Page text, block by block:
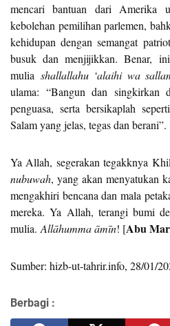
mencari bantuan dari Amerika
kebolehan pemilihan parlemen,
kehidupan dengan semangat
busuk dan menjijikkan. Benar,
mulia shallallahu ‘alaihi wa
ulama: “Bangun dan singkirkan
penguasa, serta bersikaplah
Salam yang jelas, tegas dan berani”.
Ya Allah, segerakan tegakknya
nubuwah, yang akan menyatukan
mengakhiri bencana dan mala
mereka. Ya Allah, terangi bumi
mulia. Allāhumma āmīn! [Abu
Sumber: hizb-ut-tahrir.info, 28/01/
Berbagi :